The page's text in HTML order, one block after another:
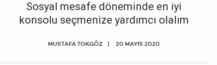
Sosyal mesafe döneminde en iyi
konsolu seçmenize yardımcı olalım
MUSTAFA TOKGÖZ 20 MAYIS 2020